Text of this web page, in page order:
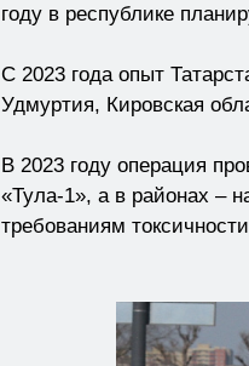
году в республике
С 2023 года опыт
Удмуртия, Кировская
В 2023 году операция
«Тула-1», а в районах –
требованиям